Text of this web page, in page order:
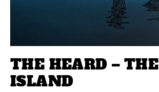
THE HEARD – THE
ISLAND